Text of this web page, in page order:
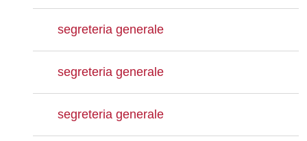
segreteria generale
segreteria generale
segreteria generale